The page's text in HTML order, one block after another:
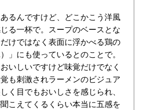
るんですけど、どこかこう洋風
る一杯で。スープのベースとな
けではなく表面に浮かべる鶏の
」にも使っているとのことで。
いしいですけど味覚だけでなく
も刺激されラーメンのビジュア
く目でもおいしさを感じられ、
こえてくるくらい本当に五感を